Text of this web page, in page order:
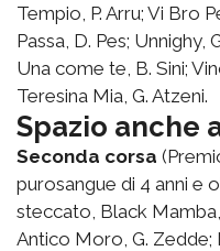
Tempio, P. Arru; Vi Bro
Passa, D. Pes; Unnighy,
Una come te, B. Sini;
Teresina Mia, G. Atzeni.
Spazio anche
Seconda corsa
purosangue di 4 anni e
steccato, Black
Antico Moro, G. Zedde;